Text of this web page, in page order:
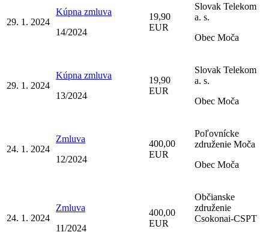
29. 1. 2024
Kúpna zmluva
14/2024
19,90
EUR
Slovak Telekom
a. s.
Obec Moča
29. 1. 2024
Kúpna zmluva
13/2024
19,90
EUR
Slovak Telekom
a. s.
Obec Moča
24. 1. 2024
Zmluva
12/2024
400,00
EUR
Poľovnícke
združenie Moča
Obec Moča
24. 1. 2024
Zmluva
11/2024
400,00
EUR
Občianske
združenie
Csokonai-CSPT